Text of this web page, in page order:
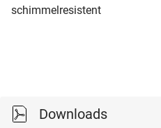
schimmelresistent
Downloads